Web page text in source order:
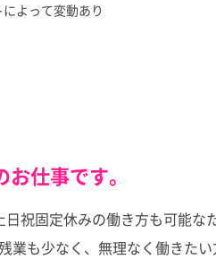
よって変動あり
仕事です。
祝固定休みの働き方も可能
業も少なく、無理なく働きた